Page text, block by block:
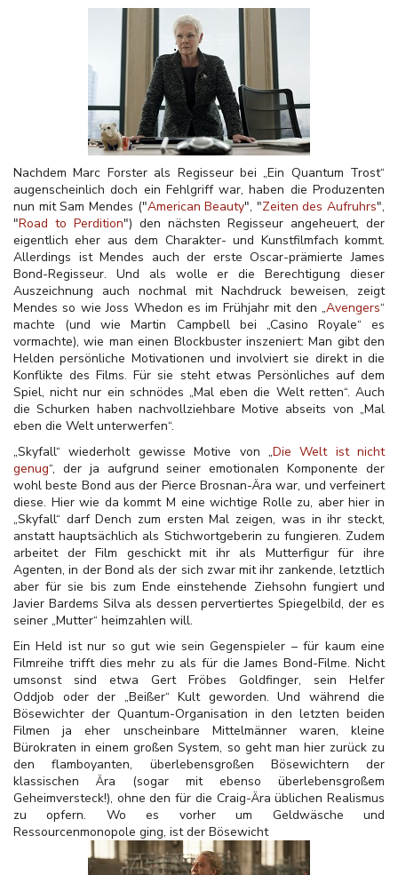
Nachdem Marc Forster als Regisseur bei „Ein Quantum Trost“
augenscheinlich doch ein Fehlgriff war, haben die Produzenten
nun mit Sam Mendes ("American Beauty", "Zeiten des Aufruhrs",
"Road to Perdition") den nächsten Regisseur angeheuert, der
eigentlich eher aus dem Charakter- und Kunstfilmfach kommt.
Allerdings ist Mendes auch der erste Oscar-prämierte James
Bond-Regisseur. Und als wolle er die Berechtigung dieser
Auszeichnung auch nochmal mit Nachdruck beweisen, zeigt
Mendes so wie Joss Whedon es im Frühjahr mit den „Avengers“
machte (und wie Martin Campbell bei „Casino Royale“ es
vormachte), wie man einen Blockbuster inszeniert: Man gibt den
Helden persönliche Motivationen und involviert sie direkt in die
Konflikte des Films. Für sie steht etwas Persönliches auf dem
Spiel, nicht nur ein schnödes „Mal eben die Welt retten“. Auch
die Schurken haben nachvollziehbare Motive abseits von „Mal
eben die Welt unterwerfen“.
„Skyfall“ wiederholt gewisse Motive von „Die Welt ist nicht
genug“, der ja aufgrund seiner emotionalen Komponente der
wohl beste Bond aus der Pierce Brosnan-Ära war, und verfeinert
diese. Hier wie da kommt M eine wichtige Rolle zu, aber hier in
„Skyfall“ darf Dench zum ersten Mal zeigen, was in ihr steckt,
anstatt hauptsächlich als Stichwortgeberin zu fungieren. Zudem
arbeitet der Film geschickt mit ihr als Mutterfigur für ihre
Agenten, in der Bond als der sich zwar mit ihr zankende, letztlich
aber für sie bis zum Ende einstehende Ziehsohn fungiert und
Javier Bardems Silva als dessen pervertiertes Spiegelbild, der es
seiner „Mutter“ heimzahlen will.
Ein Held ist nur so gut wie sein Gegenspieler – für kaum eine
Filmreihe trifft dies mehr zu als für die James Bond-Filme. Nicht
umsonst sind etwa Gert Fröbes Goldfinger, sein Helfer
Oddjob oder der „Beißer“ Kult geworden. Und während die
Bösewichter der Quantum-Organisation in den letzten beiden
Filmen ja eher unscheinbare Mittelmänner waren, kleine
Bürokraten in einem großen System, so geht man hier zurück zu
den flamboyanten, überlebensgroßen Bösewichtern der
klassischen Ära (sogar mit ebenso überlebensgroßem
Geheimversteck!), ohne den für die Craig-Ära üblichen Realismus
zu opfern. Wo es vorher um Geldwäsche und
Ressourcenmonopole ging, ist der Bösewicht